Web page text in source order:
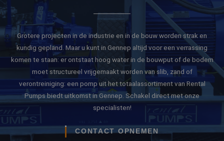
Grotere projecten in de industrie en in de bouw worden strak en
kundig gepland. Maar u kunt in Gennep altijd voor een verrassing
komen te staan: er ontstaat hoog water in de bouwput of de bodem
moet structureel vrijgemaakt worden van slib, zand of
verontreiniging: een pomp uit het totaalassortiment van Rental
Pumps biedt uitkomst in Gennep. Schakel direct met onze
specialisten!
CONTACT OPNEMEN